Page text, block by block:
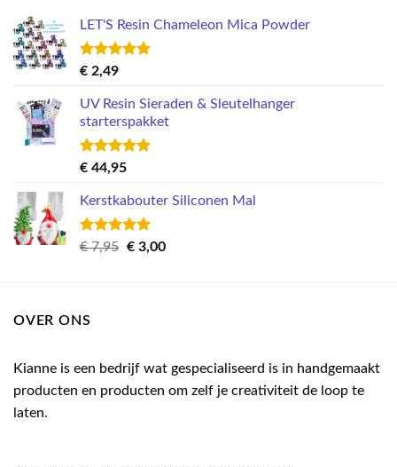
LET'S Resin Chameleon Mica Powder
Gewaardeerd
€ 2,49
UV Resin Sieraden & Sleutelhanger
starterspakket
Gewaardeerd
€ 44,95
Kerstkabouter Siliconen Mal
Gewaardeerd
€7,95 Oorspronkelijke
€3,00Huidige
OVER ONS
Kianne is een bedrijf wat gespecialiseerd is in handgemaakt
producten en producten om zelf je creativiteit de loop te
laten.